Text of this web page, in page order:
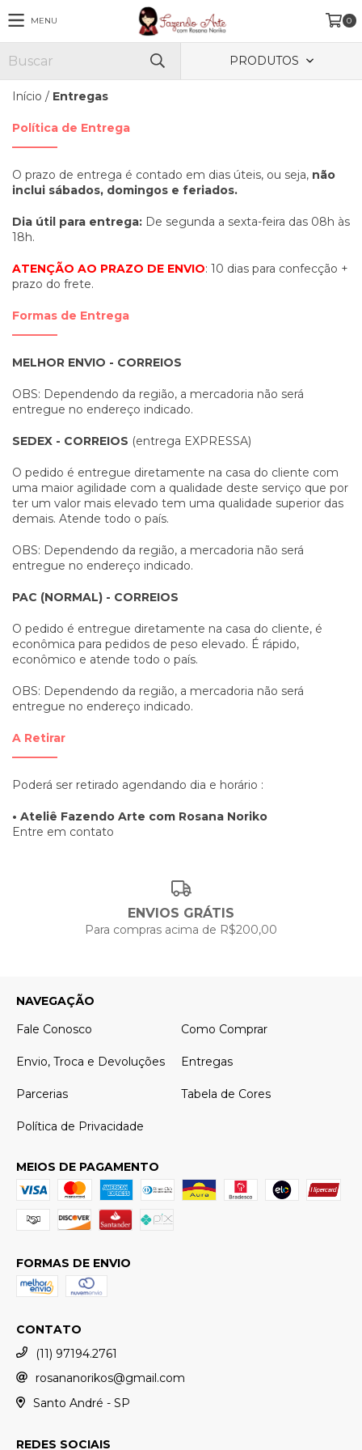
MENU 0
PRODUTOS
Início / Entregas
Política de Entrega
________
O prazo de entrega é contado em dias úteis, ou seja, não
inclui sábados, domingos e feriados.
Dia útil para entrega: De segunda a sexta-feira das 08h às
18h.
ATENÇÃO AO PRAZO DE ENVIO: 10 dias para confecção +
prazo do frete.
Formas de Entrega
________
MELHOR ENVIO - CORREIOS
OBS: Dependendo da região, a mercadoria não será
entregue no endereço indicado.
SEDEX - CORREIOS (entrega EXPRESSA)
O pedido é entregue diretamente na casa do cliente com
uma maior agilidade com a qualidade deste serviço que por
ter um valor mais elevado tem uma qualidade superior das
demais. Atende todo o país.
OBS: Dependendo da região, a mercadoria não será
entregue no endereço indicado.
PAC (NORMAL) - CORREIOS
O pedido é entregue diretamente na casa do cliente, é
econômica para pedidos de peso elevado. É rápido,
econômico e atende todo o país.
OBS: Dependendo da região, a mercadoria não será
entregue no endereço indicado.
A Retirar
________
Poderá ser retirado agendando dia e horário :
• Ateliê Fazendo Arte com Rosana Noriko
Entre em contato
ENVIOS GRÁTIS
Para compras acima de R$200,00
NAVEGAÇÃO
Fale Conosco
Como Comprar
Envio, Troca e Devoluções Entregas
Parcerias Tabela de Cores
Política de Privacidade
MEIOS DE PAGAMENTO
FORMAS DE ENVIO
CONTATO
(11) 97194.2761
rosananorikos@gmail.com
Santo André - SP
REDES SOCIAIS